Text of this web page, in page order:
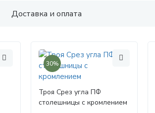
Доставка и оплата
30%
Троя Срез угла ПФ
столешницы с кромлением